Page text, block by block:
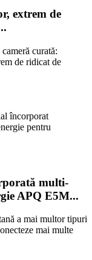
extrem de
curată:
de ridicat de
multi-
APQ E5M...
a mai multor tipuri
mai multe